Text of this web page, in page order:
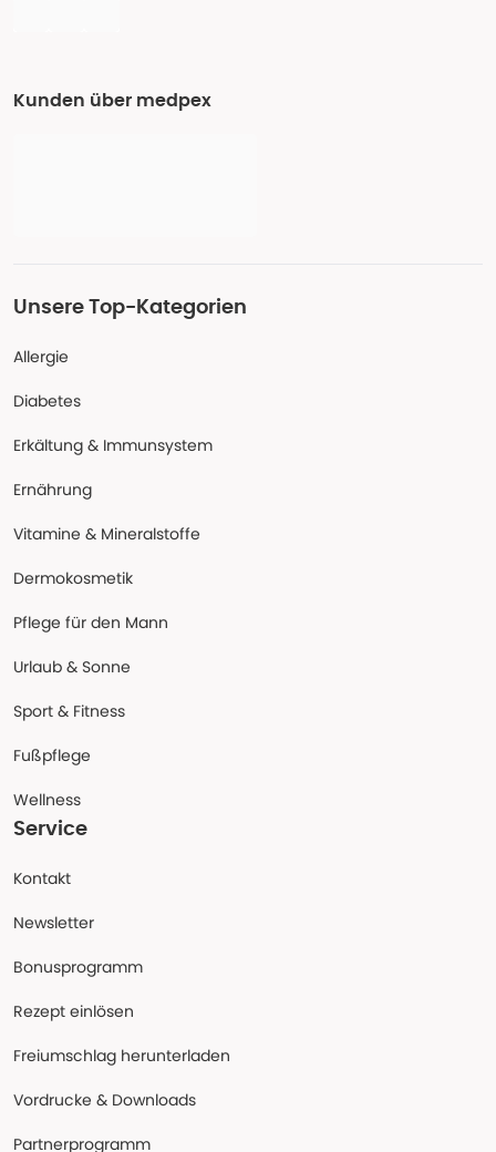
Kunden über medpex
Unsere Top-Kategorien
Allergie
Diabetes
Erkältung & Immunsystem
Ernährung
Vitamine & Mineralstoffe
Dermokosmetik
Pflege für den Mann
Urlaub & Sonne
Sport & Fitness
Fußpflege
Wellness
Service
Kontakt
Newsletter
Bonusprogramm
Rezept einlösen
Freiumschlag herunterladen
Vordrucke & Downloads
Partnerprogramm